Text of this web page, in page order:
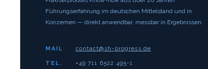
Führungserfahrung im deutschen Mittelstand und in
Konzernen — direkt anwendbar, messbar in Ergebnissen.
MAIL
TEL.
contact@sh-progress.de
+49 711 6522 495-1